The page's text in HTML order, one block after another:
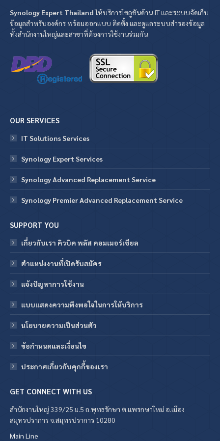
Synology Expert Thailandให้บริการโซลูชันด้าน IT และระบบจัดเก็บ
ข้อมูลสำหรับองค์กร พร้อมออกแบบ ติดตั้ง และดูแลระบบสำรองข้อมูล
ทั้งสำนักงานใหญ่และสาขาที่ต้องการใช้งานร่วมกัน
OUR SERVICES
IT Solutions Services
Synology Expert Services
Synology Advanced Replacement Service
Synology Premier Advanced Replacement Service
SUPPORT YOU
เกี่ยวกับเรา คิวบิค พลัส คอมเมอร์เชียล
ตำแหน่งงานที่เปิดรับสมัคร
แจ้งปัญหาการใช้งาน
แบบแสดงความพึงพอใจในการให้บริการ
นโยบายความเป็นส่วนตัว
ข้อกําหนดและเงื่อนไข
ประกาศเกี่ยวกับคุกกี้ของเรา
GET CONNECT WITH US
สำนักงานใหญ่ 339/25 ม.5 ถ.พุทธรักษา ต.แพรกษาใหม่ อ.เมือง
สมุทรปราการ จ.สมุทรปราการ 10280
Main Line